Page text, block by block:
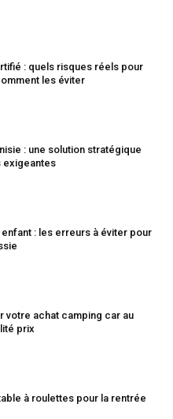
: quels risques réels pour
les éviter
: une solution stratégique
exigeantes
: les erreurs à éviter pour
votre achat camping car au
prix
à roulettes pour la rentrée